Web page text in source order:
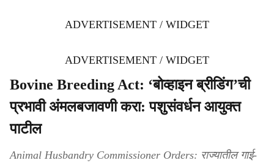
ADVERTISEMENT / WIDGET
ADVERTISEMENT / WIDGET
Bovine Breeding Act: ‘बोव्हाइन ब्रीडिंग’ची
प्रभावी अंमलबजावणी करा: पशुसंवर्धन आयुक्त
पाटील
Animal Husbandry Commissioner Orders: राज्यातील गाई-